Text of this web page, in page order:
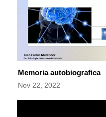
Memoria autobiografica
Nov 22, 2022